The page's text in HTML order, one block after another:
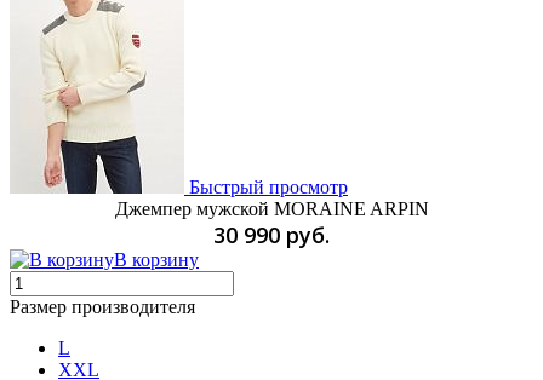
Быстрый просмотр
Джемпер мужской MORAINE ARPIN
30 990 руб.
В корзину
Размер производителя
L
XXL